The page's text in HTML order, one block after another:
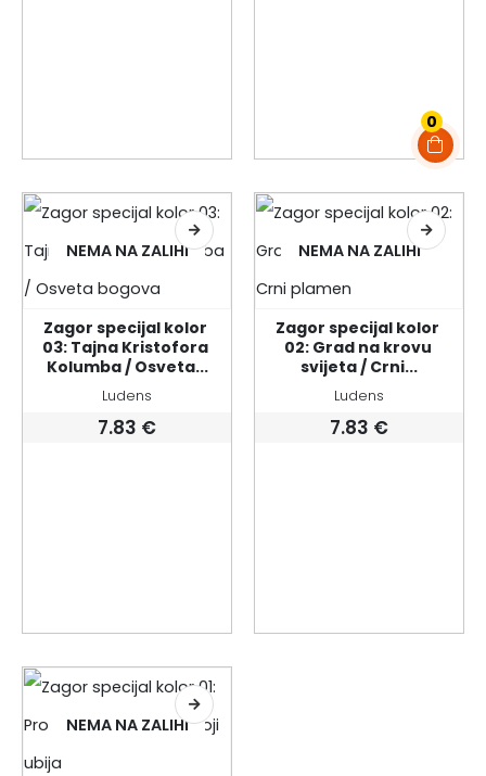
0
NEMA NA ZALIHI
Zagor specijal kolor
03: Tajna Kristofora
Kolumba / Osveta...
Ludens
7.83 €
NEMA NA ZALIHI
Zagor specijal kolor
02: Grad na krovu
svijeta / Crni...
Ludens
7.83 €
NEMA NA ZALIHI